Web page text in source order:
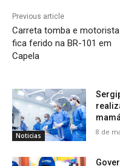
Previous article
Carreta tomba e motorista
fica ferido na BR-101 em
Capela
Noticias 8 de